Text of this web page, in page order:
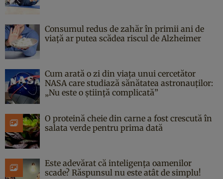
Consumul redus de zahăr în primii ani de
viață ar putea scădea riscul de Alzheimer
Cum arată o zi din viața unui cercetător
NASA care studiază sănătatea astronauților:
„Nu este o știință complicată”
O proteină cheie din carne a fost crescută în
salata verde pentru prima dată
Este adevărat că inteligența oamenilor
scade? Răspunsul nu este atât de simplu!